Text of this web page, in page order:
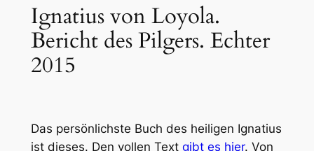
Ignatius von Loyola.
Bericht des Pilgers. Echter
2015
Das persönlichste Buch des heiligen Ignatius
ist dieses. Den vollen Text gibt es hier. Von